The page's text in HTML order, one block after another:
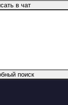
в чат
поиск